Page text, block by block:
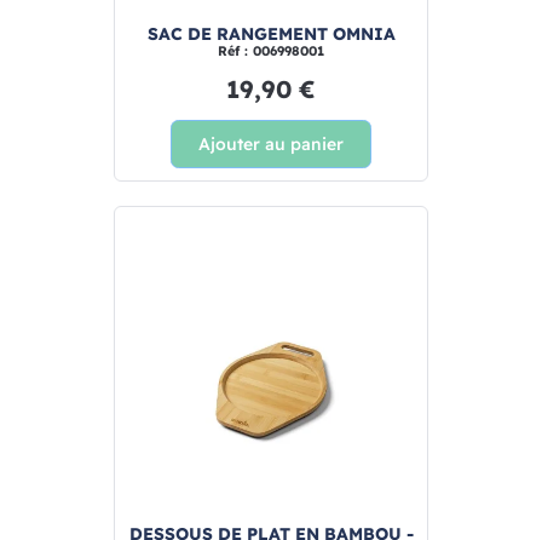
SAC DE RANGEMENT OMNIA
Réf : 006998001
19,90 €
Ajouter au panier
DESSOUS DE PLAT EN BAMBOU -